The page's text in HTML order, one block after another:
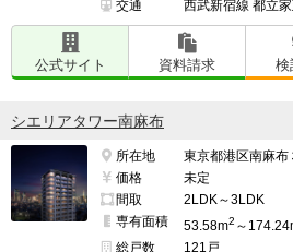
交通
西武新宿線 都立
公式サイト 資料請求 検
シエリアタワー南麻布
所在地
東京都港区南麻布
価格
未定
間取
2LDK～3LDK
専有面積
53.58m2 ～
総戸数
121戸